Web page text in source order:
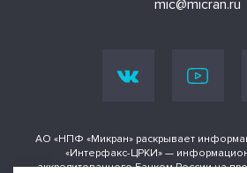
mic@micran.ru
АО «НПФ «Микран» раскрывает
«Интерфакс-ЦРКИ» —
аккредитованного Банком России на